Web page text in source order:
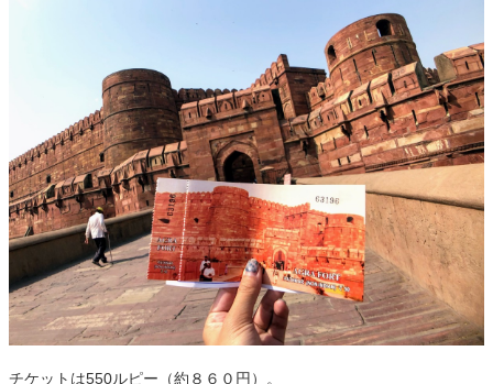
チケットは550ルピー（約８６０円）。